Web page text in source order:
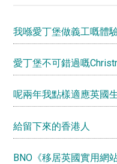
我喺愛丁堡做義工嘅體
愛丁堡不可錯過嘅
呢兩年我點樣適應英國
給留下來的香港人
BNO《移居英國實用網